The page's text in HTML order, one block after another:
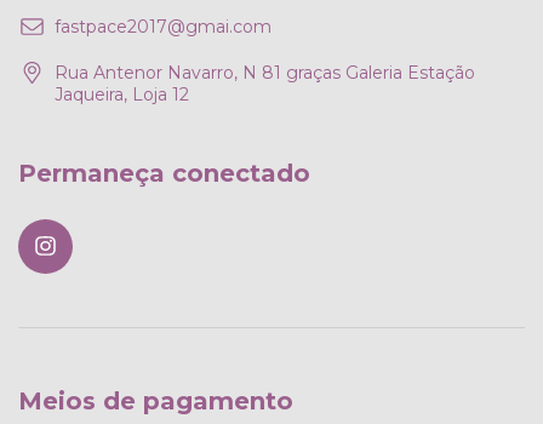
fastpace2017@gmai.com
Rua Antenor Navarro, N 81 graças Galeria Estação
Jaqueira, Loja 12
Permaneça conectado
Meios de pagamento